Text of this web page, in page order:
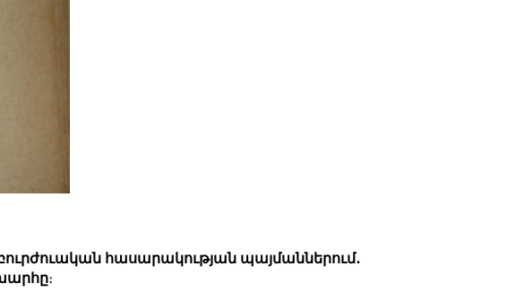
հասարակության պայմաններում․
։